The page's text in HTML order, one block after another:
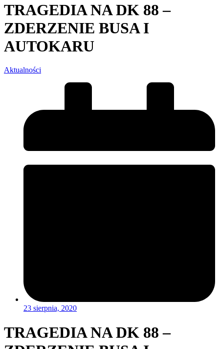
TRAGEDIA NA DK 88 –
ZDERZENIE BUSA I
AUTOKARU
Aktualności
23 sierpnia, 2020
TRAGEDIA NA DK 88 –